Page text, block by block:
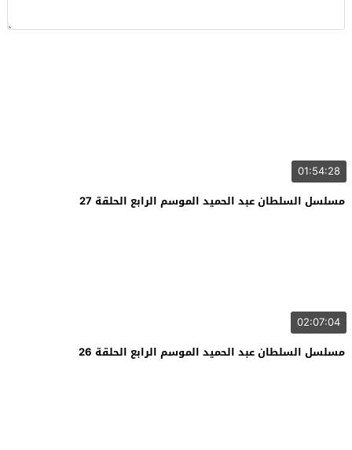
01:54:28
مسلسل السلطان عبد الحميد الموسم الرابع الحلقة 27
02:07:04
مسلسل السلطان عبد الحميد الموسم الرابع الحلقة 26